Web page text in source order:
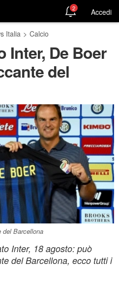
2 Accedi
Italia > Calcio
Inter, De Boer
del
del Barcellona
Inter, 18 agosto: può
del Barcellona, ecco tutti i